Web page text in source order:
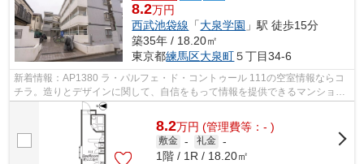
8.2万円
西武池袋線 「大泉学園 」駅 徒歩15分
築35年 / 18.20㎡
東京都練馬区大泉町５丁目34-6
新着情報：AP1380 ラ・パルフェ・ド・コントゥール 111の空室情報ならコ
チラ。造りとデザインに関して、自信をもって情報を提供できるマンション
です。駅から徒歩15分のところにあるマ...
8.2万円 (管理費等：- )
敷金 - 礼金 -
1階 / 1R / 18.20㎡